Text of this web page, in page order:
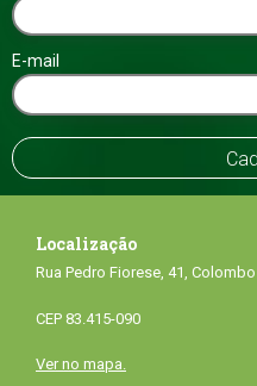
E-mail
Localização
Rua Pedro Fiorese, 41, Colombo
CEP 83.415-090
Ver no mapa.